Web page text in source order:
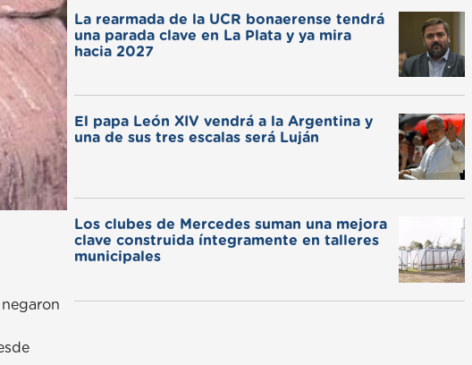
La rearmada de la UCR bonaerense tendrá
una parada clave en La Plata y ya mira
hacia 2027
El papa León XIV vendrá a la Argentina y
una de sus tres escalas será Luján
Los clubes de Mercedes suman una mejora
clave construida íntegramente en talleres
municipales